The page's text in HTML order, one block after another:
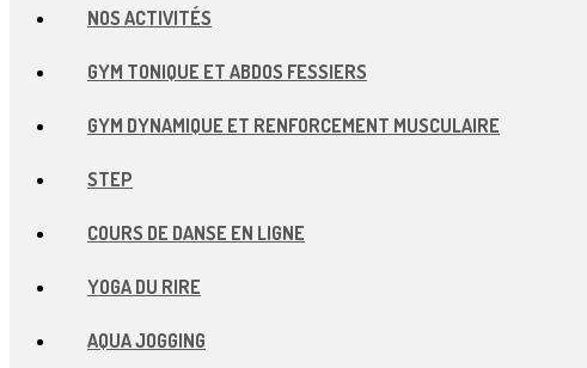
NOS ACTIVITÉS
GYM TONIQUE ET ABDOS FESSIERS
GYM DYNAMIQUE ET RENFORCEMENT MUSCULAIRE
STEP
COURS DE DANSE EN LIGNE
YOGA DU RIRE
AQUA JOGGING